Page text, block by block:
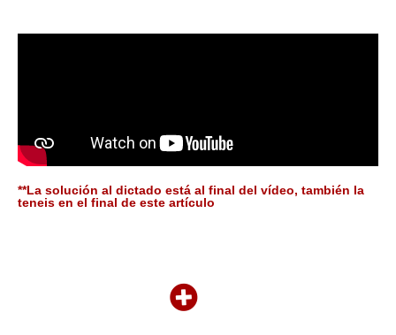
**La solución al dictado está al final del vídeo, también la
teneis en el final de este artículo